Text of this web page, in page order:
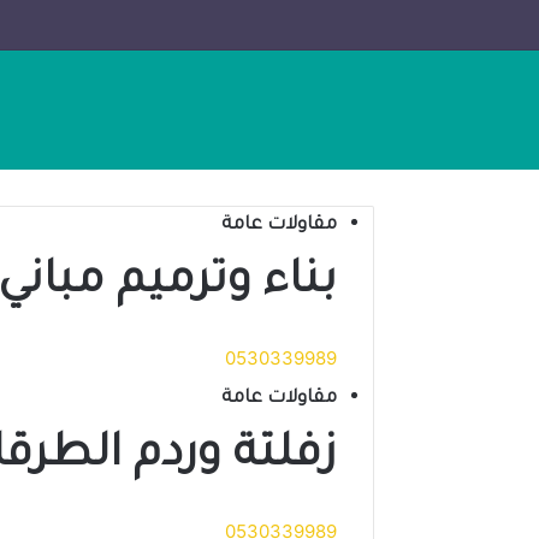
مقاولات عامة
بناء وترميم مباني
0530339989
مقاولات عامة
زفلتة وردم
0530339989